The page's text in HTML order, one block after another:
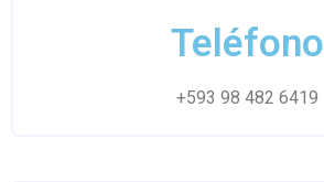
Teléfono
+593 98 482 6419